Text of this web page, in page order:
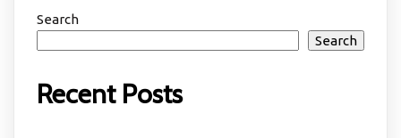
Search
Search
Recent Posts